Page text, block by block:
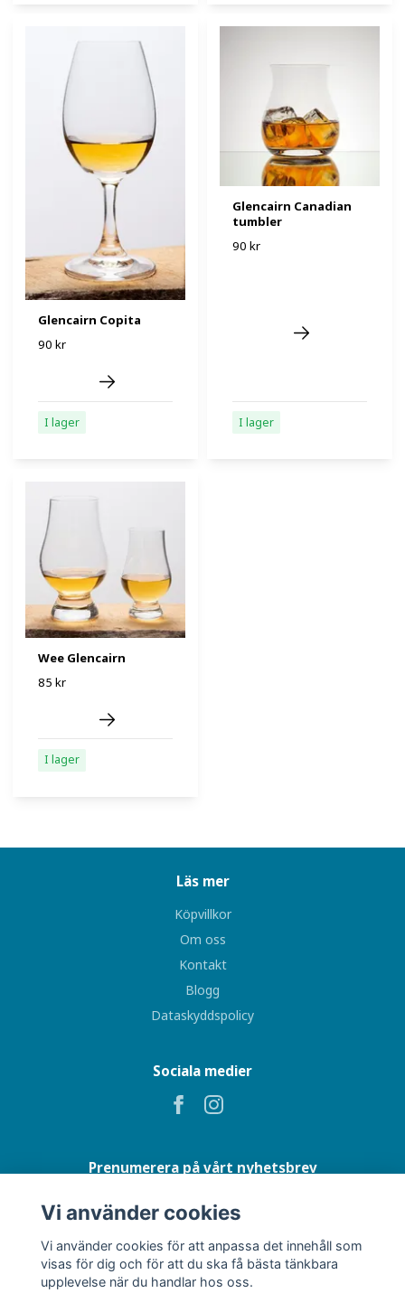
Glencairn Copita
90 kr
I lager
Glencairn Canadian
tumbler
90 kr
I lager
Wee Glencairn
85 kr
I lager
Läs mer
Köpvillkor
Om oss
Kontakt
Blogg
Dataskyddspolicy
Sociala medier
Prenumerera på vårt nyhetsbrev
Vi använder cookies
Vi använder cookies för att anpassa det innehåll som
visas för dig och för att du ska få bästa tänkbara
upplevelse när du handlar hos oss.